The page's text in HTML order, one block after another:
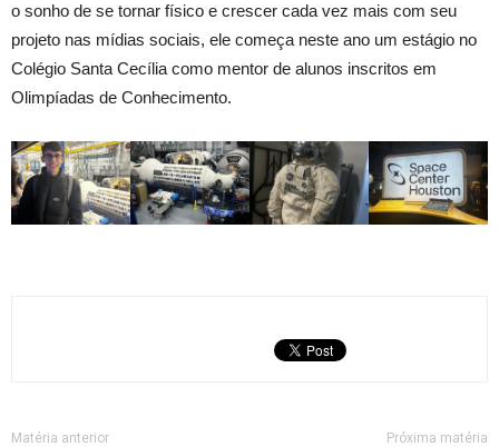
o sonho de se tornar físico e crescer cada vez mais com seu
projeto nas mídias sociais, ele começa neste ano um estágio no
Colégio Santa Cecília como mentor de alunos inscritos em
Olimpíadas de Conhecimento.
Matéria anterior Próxima matéria